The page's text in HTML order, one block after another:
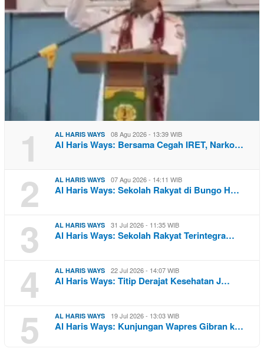
1 AL HARIS WAYS 08 Agu 2026 - 13:39 WIB
Al Haris Ways: Bersama Cegah IRET, Narko…
2 AL HARIS WAYS 07 Agu 2026 - 14:11 WIB
Al Haris Ways: Sekolah Rakyat di Bungo H…
3 AL HARIS WAYS 31 Jul 2026 - 11:35 WIB
Al Haris Ways: Sekolah Rakyat Terintegra…
4 AL HARIS WAYS 22 Jul 2026 - 14:07 WIB
Al Haris Ways: Titip Derajat Kesehatan J…
5 AL HARIS WAYS 19 Jul 2026 - 13:03 WIB
Al Haris Ways: Kunjungan Wapres Gibran k…